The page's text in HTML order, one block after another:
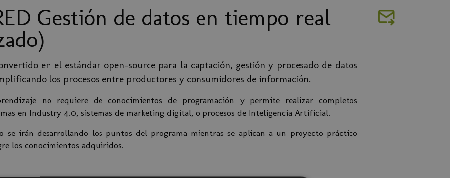
Gestión de datos en tiempo real
en el estándar open-source para la captación, gestión y procesado de datos
los procesos entre productores y consumidores de información.
no requiere de conocimientos de programación y permite realizar completos
en Industry 4.0, sistemas de marketing digital, o procesos de Inteligencia Artificial.
se irán desarrollando los puntos del programa mientras se aplican a un proyecto práctico
los conocimientos adquiridos.